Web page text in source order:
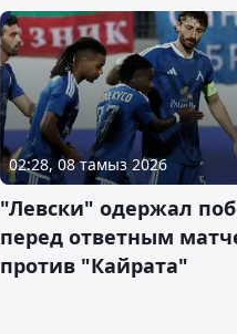
02:28, 08 тамыз 2026
"Левски" одержал
перед ответным
против "Кайрата"